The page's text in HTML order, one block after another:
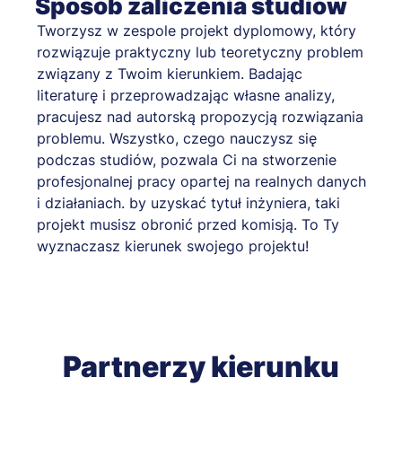
Sposób zaliczenia studiów
Tworzysz w zespole projekt dyplomowy, który
rozwiązuje praktyczny lub teoretyczny problem
związany z Twoim kierunkiem. Badając
literaturę i przeprowadzając własne analizy,
pracujesz nad autorską propozycją rozwiązania
problemu. Wszystko, czego nauczysz się
podczas studiów, pozwala Ci na stworzenie
profesjonalnej pracy opartej na realnych danych
i działaniach. by uzyskać tytuł inżyniera, taki
projekt musisz obronić przed komisją. To Ty
wyznaczasz kierunek swojego projektu!
Partnerzy kierunku